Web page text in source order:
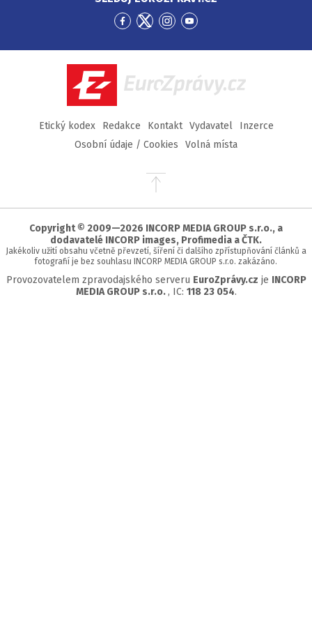
Přejít
Facebook
Přejít
Twitter
Přejít
Instagram
Přejít
YouTube
EuroZprávy.cz
Etický kodex Redakce Kontakt Vydavatel
Inzerce
Osobní údaje / Cookies
Volná místa
Přejít
stránky
Copyright © 2009—2026 INCORP MEDIA GROUP s.r.o., a
dodavatelé INCORP images, Profimedia a ČTK.
Jakékoliv užití obsahu včetně převzetí, šíření či dalšího zpřístupňování článků a
fotografií je bez souhlasu INCORP MEDIA GROUP s.r.o. zakázáno.
Provozovatelem zpravodajského serveru EuroZprávy.cz je INCORP
MEDIA GROUP s.r.o. , IC: 118 23 054.